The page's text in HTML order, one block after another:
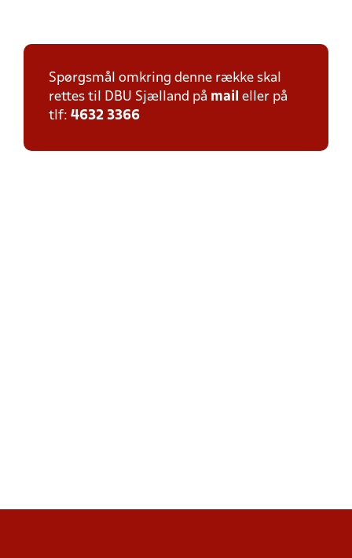
Spørgsmål omkring denne række skal
rettes til DBU Sjælland på mail eller på
tlf: 4632 3366